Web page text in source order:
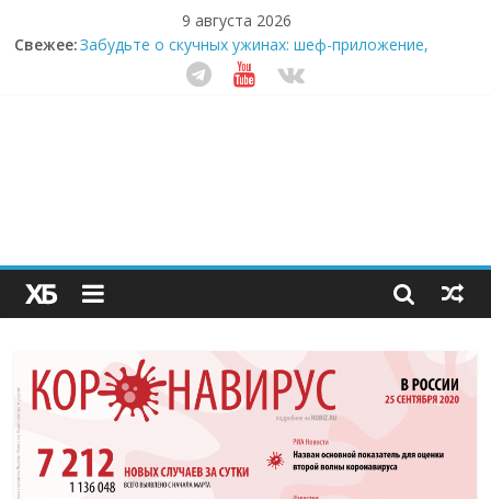
9 августа 2026
Свежее:Забудьте о скучных ужинах: шеф-приложение,
которое видит вашу еду насквозь
Небо зовёт: как бизнес на полётах дронов и
Секрет супергидратации: почему кокосовая вода с
пребиотиками становится главным трендом
здорового питания